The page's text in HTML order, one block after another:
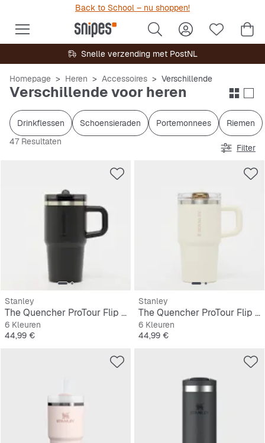
Back to School – nu shoppen!
Snelle verzending met PostNL
Homepage Heren Accessoires Verschillende
Verschillende voor heren
Drinkflessen Schoensieraden Portemonnees
Riemen
47 Resultaten
Filter
Stanley
The Quencher ProTour Flip Straw Tumbler | 0,6L
6 Kleuren
Prijs
44,99 €
Stanley
The Quencher ProTour Flip Straw Tumbler | 0,6L
6 Kleuren
Prijs
44,99 €